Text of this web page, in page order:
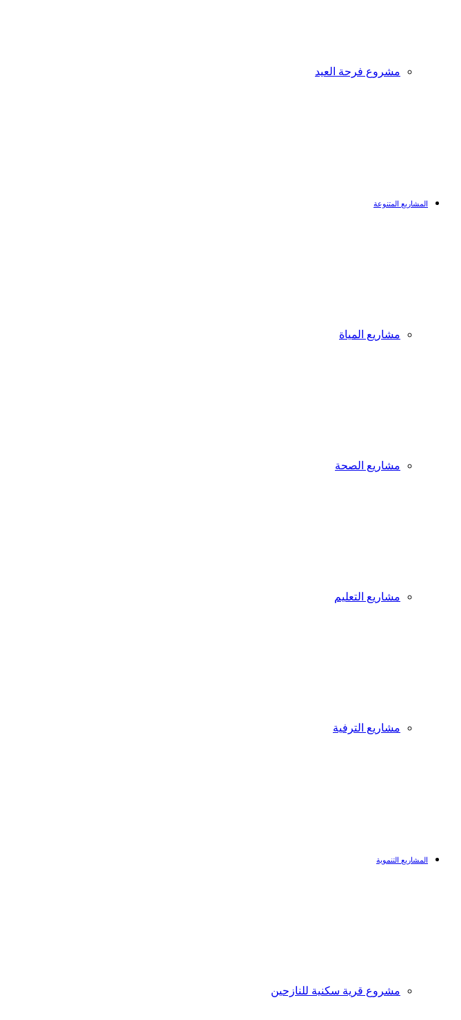
مشروع فرحة العيد
المشاريع المتنوعة
مشاريع المياة
مشاريع الصحة
مشاريع التعليم
مشاريع الترفية
المشاريع التنموية
مشروع قرية سكنية للنازحين